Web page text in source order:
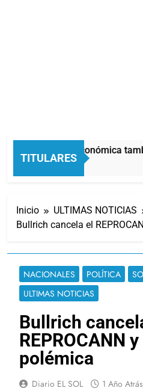
TITULARES
La crisis económica
3 Horas Atrás
Inicio
ULTIMAS NOTICIAS
Bullrich cancela el
NACIONALES POLÍTICA
ULTIMAS NOTICIAS
Bullrich
REPROCANN
polémica
Diario EL SOL 1 Año Atrás